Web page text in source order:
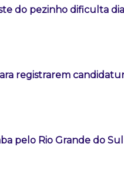
do pezinho dificulta
registrarem
pelo Rio Grande do